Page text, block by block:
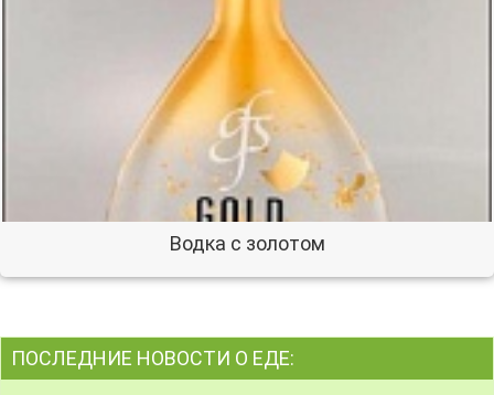
Водка с золотом
ПОСЛЕДНИЕ НОВОСТИ О ЕДЕ: